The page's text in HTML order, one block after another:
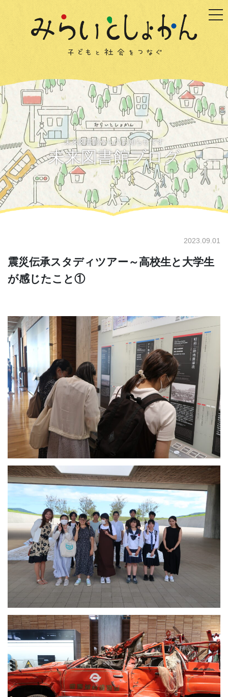
未来図書館からのお知らせです
未来図書館ブログ
2023.09.01
震災伝承スタディツアー～高校生と大学生
が感じたこと①